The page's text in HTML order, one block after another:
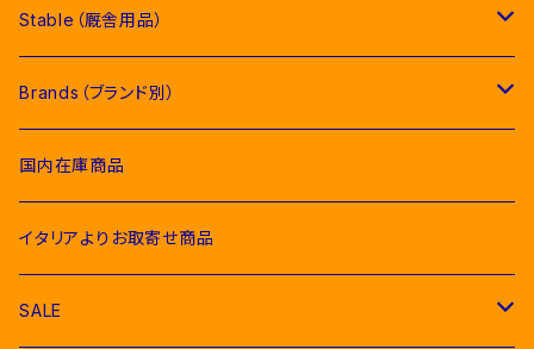
Competition Shirts（競技用シャツ）
Competition Jackets（競技用ジャケット）
Competition Shirts（競技用シャツ）
Young Riders（ジュニア用衣類）
Competition Jackets（競技用ジャケット）
Competition Shirts（競技用シャツ）
Socks & Ties（ソックス、ネクタイ類）
Socks（ソックス）
Ties（ネクタイ類）
Raincoats（レインコート）
Body Protector（ボディプロテクター）
Belts（ベルト）
Jumping Pads（障害馬術用ゼッケン）
Dressage Pads（馬場馬術用ゼッケン）
Fly Veils（イヤーネット類）
Bridles＆ Accesories （頭絡、手綱）
Bit（ハミ）
Halter & Lead rope（無口、曳き手）
Rugs & Neck Cover（馬着）
Stable（厩舎用品）
COMPETITION EQUIPMENT(競技会用品）
Stable Curtains（厩舎かけ）
Bags（バッグ類）
Horse Care（お手入れ用品）
Combs and Brushes（ブラシ）
Brands（ブランド別）
Acavallo（アカバロ）
EGO７（エゴセブン）
EQUICOMFORT(エクイコンフォート）
国内在庫商品
イタリアよりお取寄せ商品
SALE